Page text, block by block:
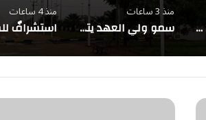
ضبط مقيم نقل 10 مخالفين لأمن الحدود بجازان
منذ 3 ساعات
سمو ولي العهد يتلقى اتصالًا هاتفيًا من الرئيس الفرنسي
منذ 4 ساعات
السرطان